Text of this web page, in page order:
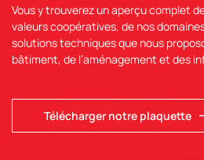
Vous y trouverez un aperçu complet
valeurs coopératives, de nos
solutions techniques que nous
bâtiment, de l’aménagement et des
Télécharger notre plaquette